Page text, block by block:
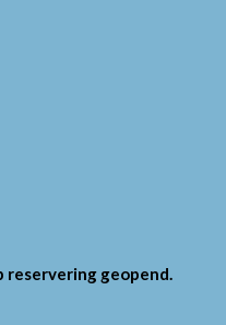
reservering geopend.